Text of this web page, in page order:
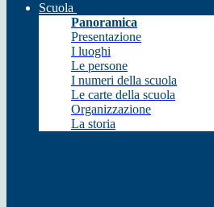
Scuola
Panoramica
Presentazione
I luoghi
Le persone
I numeri della scuola
Le carte della scuola
Organizzazione
La storia